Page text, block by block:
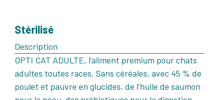
Stérilisé
Description
OPTI CAT ADULTE, l’aliment premium pour chats
adultes toutes races. Sans céréales, avec 45 % de
poulet et pauvre en glucides, de l’huile de saumon